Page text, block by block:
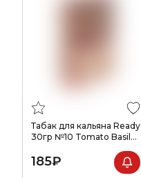
Табак для кальяна Ready
30гр №10 Tomato Basil
185₽